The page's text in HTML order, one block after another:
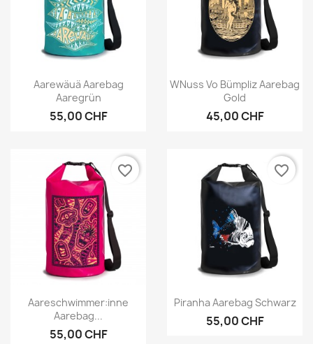
Vorschau
Aarewäuä Aarebag
Aaregrün
55,00 CHF
Vorschau
WNuss Vo Bümpliz Aarebag
Gold
45,00 CHF
Vorschau
Aareschwimmer:inne
Aarebag...
55,00 CHF
favorite_border
Vorschau
Piranha Aarebag Schwarz
55,00 CHF
favorite_border